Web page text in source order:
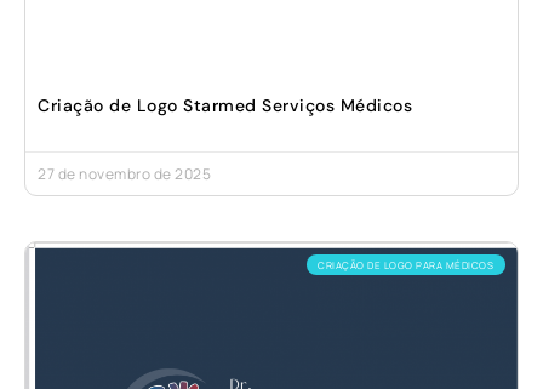
Criação de Logo Starmed Serviços Médicos
27 de novembro de 2025
CRIAÇÃO DE LOGO PARA MÉDICOS